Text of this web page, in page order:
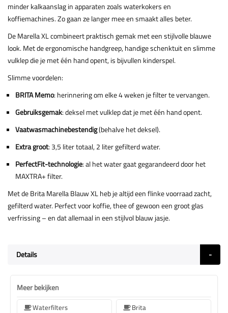
minder kalkaanslag in apparaten zoals waterkokers en
koffiemachines. Zo gaan ze langer mee en smaakt alles beter.
De Marella XL combineert praktisch gemak met een stijlvolle blauwe
look. Met de ergonomische handgreep, handige schenktuit en slimme
vulklep die je met één hand opent, is bijvullen kinderspel.
Slimme voordelen:
BRITA Memo: herinnering om elke 4 weken je filter te vervangen.
Gebruiksgemak: deksel met vulklep dat je met één hand opent.
Vaatwasmachinebestendig(behalve het deksel).
Extra groot: 3,5 liter totaal, 2 liter gefilterd water.
PerfectFit-technologie: al het water gaat gegarandeerd door het
MAXTRA+ filter.
Met de Brita Marella Blauw XL heb je altijd een flinke voorraad zacht,
gefilterd water. Perfect voor koffie, thee of gewoon een groot glas
verfrissing – en dat allemaal in een stijlvol blauw jasje.
Details
Meer bekijken
Waterfilters Brita